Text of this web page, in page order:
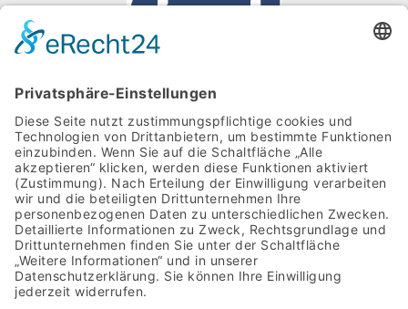
Kontakt Impressum Datenschutz
Cookies